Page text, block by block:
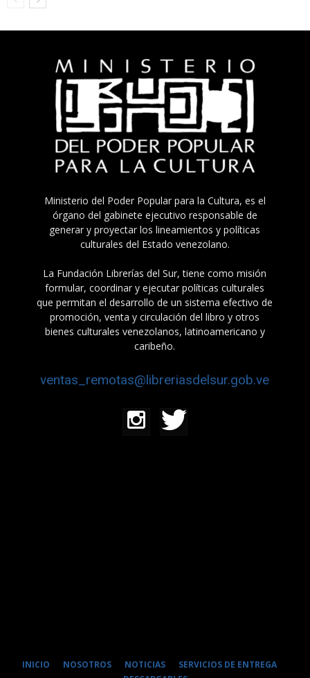
Ministerio del Poder Popular para la Cultura, es el
órgano del gabinete ejecutivo responsable de
generar y proyectar los lineamientos y políticas
culturales del Estado venezolano.
La Fundación Librerías del Sur, tiene como misión
formular, coordinar y ejecutar políticas culturales
que permitan el desarrollo de un sistema efectivo de
promoción, venta y circulación del libro y otros
bienes culturales venezolanos, latinoamericano y
caribeño.
ventas_remotas@libreriasdelsur.gob.ve
INICIO NOSOTROS NOTICIAS
SERVICIOS DE ENTREGA